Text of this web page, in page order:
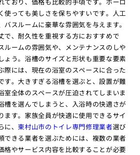
使っても美しさを保ちやすいです。人工
スルームに豪華な雰囲気を与えます。
で、耐久性を重視する方におすすめで
ルームの雰囲気や、メンテナンスのしや
ょう。浴槽のサイズと形状も重要な要素
際には、現在の浴室のスペースに合った
す。大きすぎる浴槽を選ぶと、設置が難
室全体のスペースが圧迫されてしまいま
槽を選んでしまうと、入浴時の快適さが
ます。家族全員が快適に使用できるサイ
に、東村山市のトイレ専門修理業者選び
できる業者を選ぶためには、複数の業者
格やサービス内容を比較することが必要